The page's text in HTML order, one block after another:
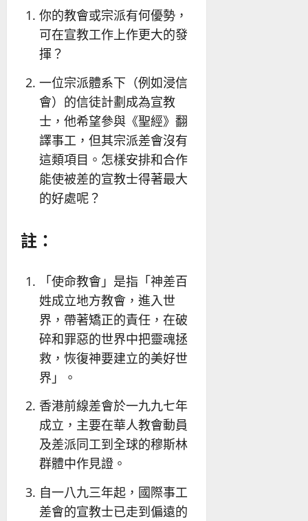
你的教會或宗派有何優勢，
可在宣教工作上作更大的發
揮？
一位宗派體系下（例如浸信
會）的信徒計劃成為宣教
士，他希望參與《聖經》翻
譯事工，但其宗派差會沒有
這類項目。怎樣安排和合作
能使被差的宣教士得著最大
的好處呢？
註：
「使命教會」是指「神差百
姓成立地方教會，進入世
界，帶著矯正的責任，在破
碎和罪惡的世界中把靈魂拯
救，恢復神要建立的美好世
界」。
香港前線差會於一九九七年
成立，主要在華人教會動員
及差派同工到全球的穆斯林
群體中作見證。
自一八九三年起，國際事工
差會的宣教士已走到偏遠的